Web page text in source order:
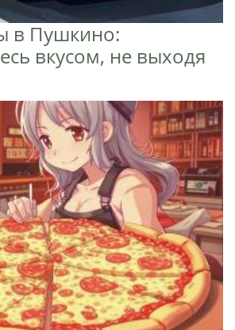
в Пушкино:
вкусом, не выходя